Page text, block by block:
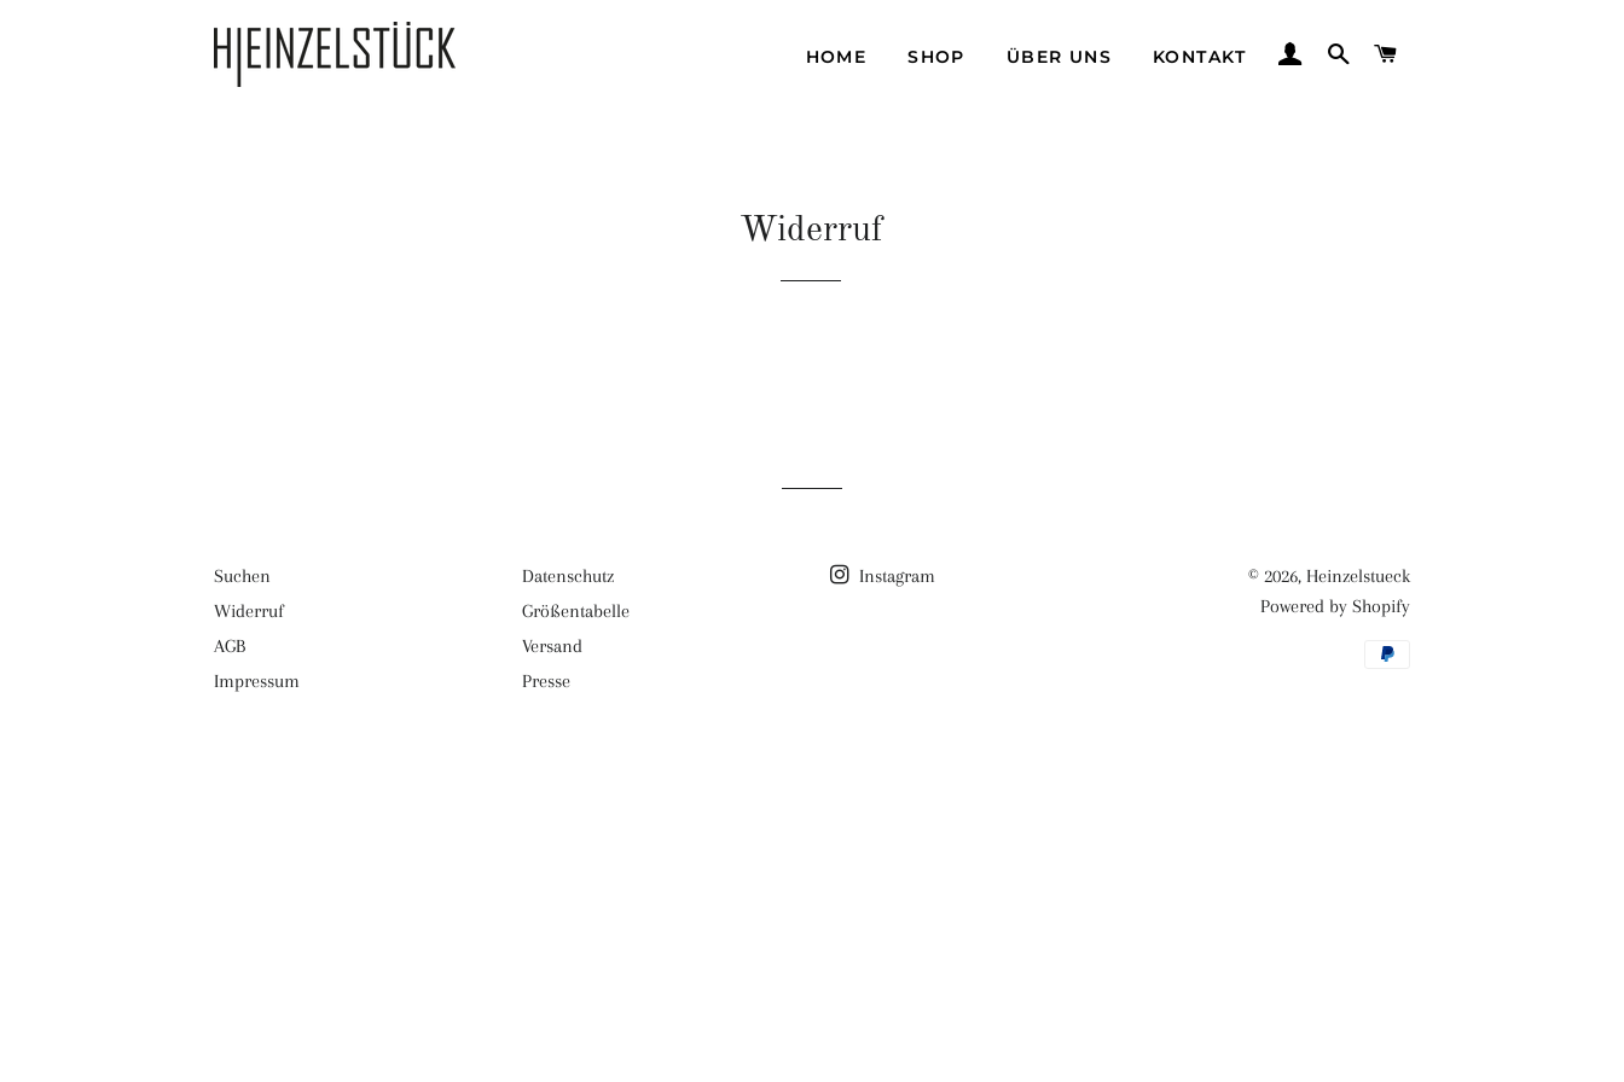
HOME SHOP ÜBER UNS KONTAKT EINLOGGEN
SUCHE
Widerruf
Suchen
Widerruf
AGB
Impressum
Datenschutz
Größentabelle
Versand
Presse
Instagram © 2026, Heinzelstueck
Powered by Shopify